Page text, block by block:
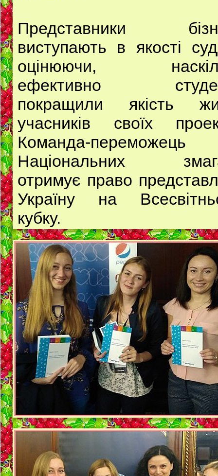
Представники
виступають в якості
оцінюючи,
ефективно
покращили якість
учасників своїх
Команда-переможець
Національних
отримує право
Україну на
кубку.